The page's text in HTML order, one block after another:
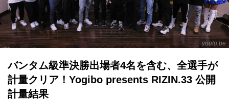
youtu.be
バンタム級準決勝出場者4名を含む、全選手が
計量クリア！Yogibo presents RIZIN.33 公開
計量結果